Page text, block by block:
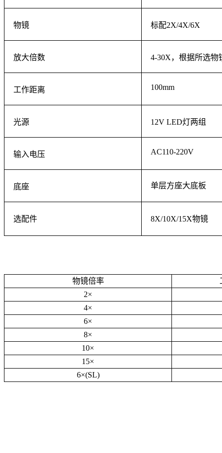
物镜 标配2X/4X/6X
放大倍数 4-30X，根据所选物
工作距离 100mm
光源 12V LED灯两组
输入电压 AC110-220V
底座 单层方座大底板
选配件 8X/10X/15X物镜
物镜倍率
2×
4×
6×
8×
10×
15×
6×(SL)